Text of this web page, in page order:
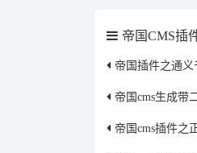
帝国CMS插
帝国插件之通义千
帝国cms生成带
帝国cms插件之正